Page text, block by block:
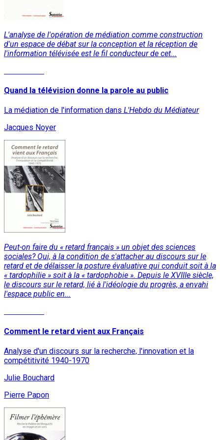
L'analyse de l'opération de médiation comme construction
d'un espace de débat sur la conception et la réception de
l'information télévisée est le fil conducteur de cet...
Quand la télévision donne la parole au public
La médiation de l'information dans L'Hebdo du Médiateur
Jacques Noyer
Peut-on faire du « retard français » un objet des sciences
sociales? Oui, à la condition de s'attacher au discours sur le
retard et de délaisser la posture évaluative qui conduit soit à la
« tardophilie » soit à la « tardophobie ». Depuis le XVIIIe siècle,
le discours sur le retard, lié à l'idéologie du progrès, a envahi
l'espace public en...
Comment le retard vient aux Français
Analyse d'un discours sur la recherche, l'innovation et la
compétitivité 1940-1970
Julie Bouchard
Pierre Papon